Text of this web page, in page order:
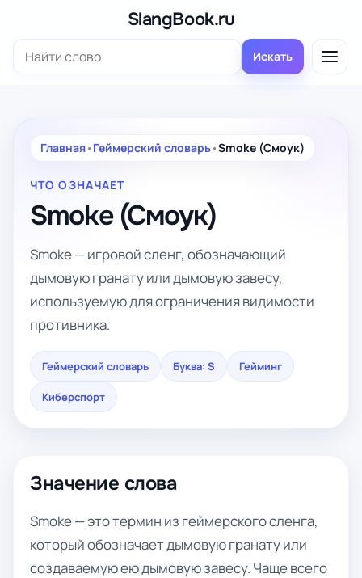
содержимому
SlangBook.ru
Поиск: Искать
Главная• Геймерский словарь•Smoke (Смоук)
ЧТО ОЗНАЧАЕТ
Smoke (Смоук)
Smoke — игровой сленг, обозначающий
дымовую гранату или дымовую завесу,
используемую для ограничения видимости
противника.
Геймерский словарь Буква: S Гейминг
Киберспорт
Значение слова
Smoke — это термин из геймерского сленга,
который обозначает дымовую гранату или
создаваемую ею дымовую завесу. Чаще всего